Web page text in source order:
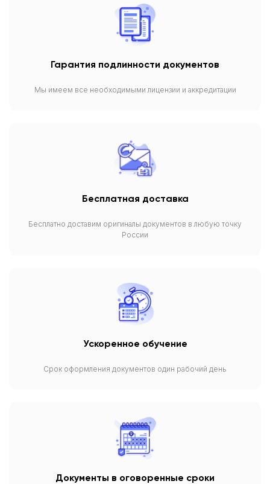
Гарантия подлинности документов
Мы имеем все необходимыми лицензии и аккредитации
Бесплатная доставка
Бесплатно доставим оригиналы документов в любую точку
России
Ускоренное обучение
Срок оформления документов один рабочий день
Документы в оговоренные сроки